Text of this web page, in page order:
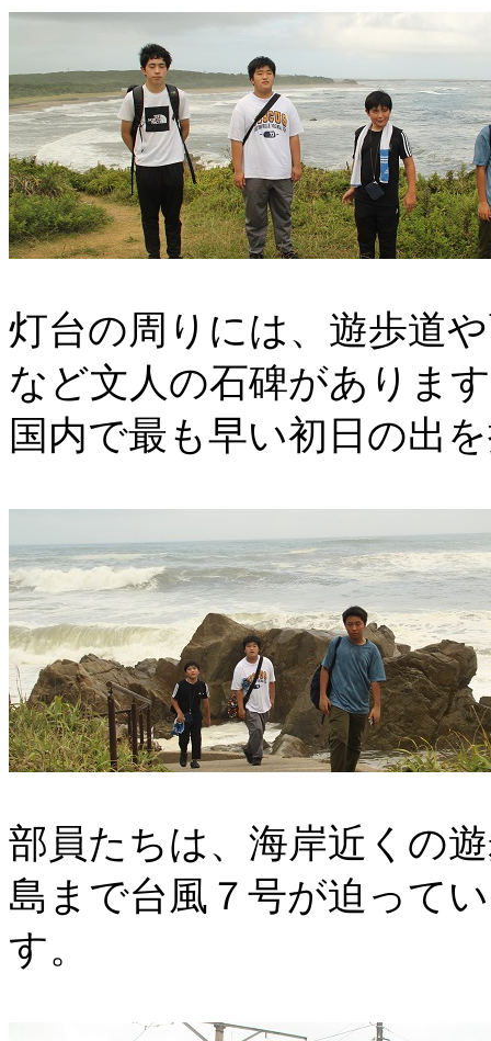
灯台の周りには、遊歩道
など文人の石碑がありま
国内で最も早い初日の出
部員たちは、海岸近くの
島まで台風７号が迫って
す。